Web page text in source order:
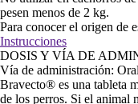
pesen menos de 2 kg.
Para conocer el origen de
Instrucciones
DOSIS Y VÍA DE
Vía de administración: Oral
Bravecto® es una tableta
de los perros. Si el animal